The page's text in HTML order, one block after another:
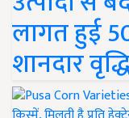
लागत हुई
शानदार